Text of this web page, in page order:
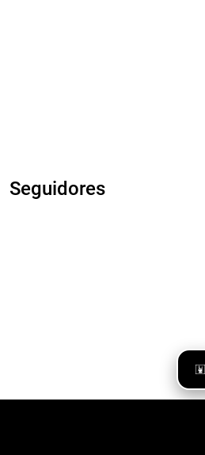
Seguidores